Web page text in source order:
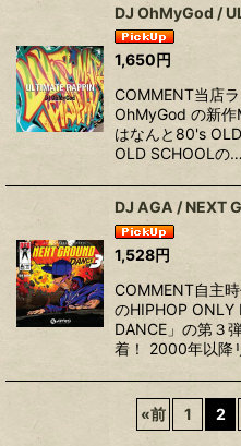
DJ OhMyGod /
1,650円
COMMENT当店
OhMyGod の新作
はなんと80's
OLD SCHOOLの…
DJ AGA / NEXT
1,528円
COMMENT自主
のHIPHOP ONLY
DANCE」の第３
着！ 2000年以降
«前 1 2